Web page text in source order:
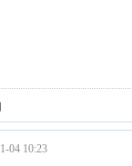
04 10:23